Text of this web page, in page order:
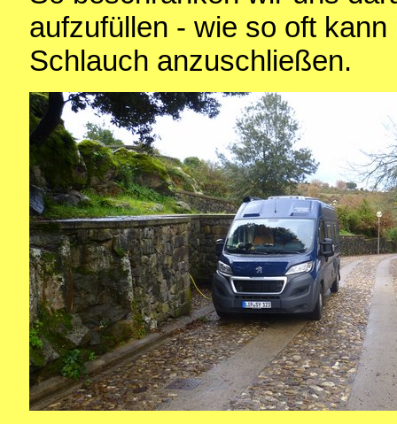
aufzufüllen - wie so oft
Schlauch anzuschließen.